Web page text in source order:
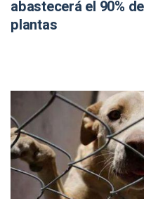
abastecerá el 90%
plantas